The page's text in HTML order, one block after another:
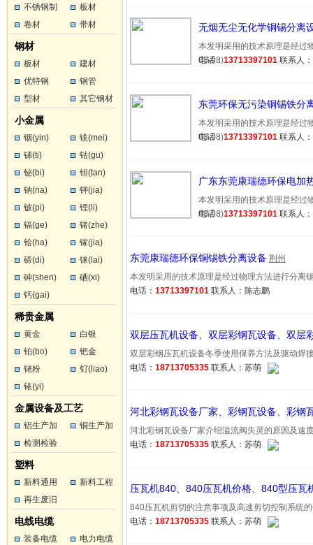
不锈钢制
品
板材
卷材
带材
钢材
板材
建材
优特钢
钢管
型材
其它钢材
小金属
铟(yin)
镁(mei)
锑(ti)
钴(gu)
铋(bi)
钽(tan)
钠(na)
钾(jia)
铍(pi)
锂(li)
镉(ge)
锗(zhe)
铪(ha)
镓(jia)
碲(di)
铼(lai)
砷(shen)
硒(xi)
钙(gai)
稀贵金属
黄金
白银
铂(bo)
钯金
铑粉
钌(liao)
铱(yi)
金属设备及工艺
铝生产加
工
铜生产加
检测检验
塑料
新料通用
塑料
新料工程
再生废旧
塑料
电线电缆
装备电缆
电力电缆
无烟无尘无化学铜锡分离
本发明采用的技术原理是经
03-08)
电话：13713397101 联系人
东莞环保无污染铜锡铁分
本发明采用的技术原理是经
03-08)
电话：13713397101 联系人
广东东莞康瑞德环保电加
本发明采用的技术原理是经
03-08)
电话：13713397101 联系人
东莞康瑞德环保铜锡铁分离设备 荆州
本发明采用的技术原理是经过物理方法进行分
电话： 13713397101 联系人：陈志鹏
双层压瓦机设备、双层彩钢瓦设备、双层
双层彩钢压瓦机设备冬季使用保养方法及驱动
电话： 18713705335 联系人：苏萌
河北彩钢瓦设备厂家、彩钢瓦设备、彩钢
河北彩钢瓦设备厂家介绍溢流阀失灵的原因及
电话： 18713705335 联系人：苏萌
压瓦机840、840压瓦机价格、840型压瓦
840压瓦机剪切的注意事项及高速剪切控制系
电话： 18713705335 联系人：苏萌